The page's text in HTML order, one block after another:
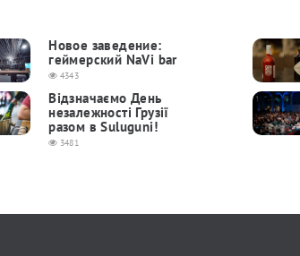
Новое заведение:
геймерский NaVi bar
4343
Відзначаємо День
незалежності Грузії
разом в Suluguni!
3481